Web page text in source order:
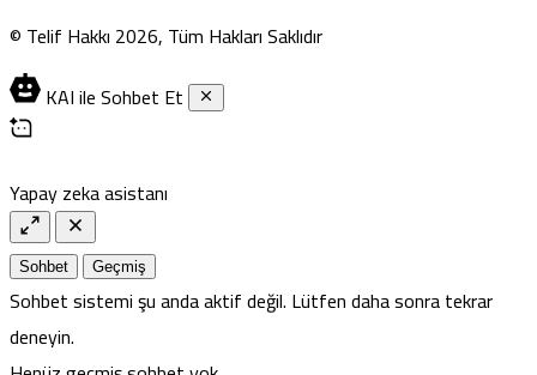
© Telif Hakkı 2026, Tüm Hakları Saklıdır
KAI ile Sohbet Et
Yapay zeka asistanı
Sohbet Geçmiş
Sohbet sistemi şu anda aktif değil. Lütfen daha sonra tekrar
deneyin.